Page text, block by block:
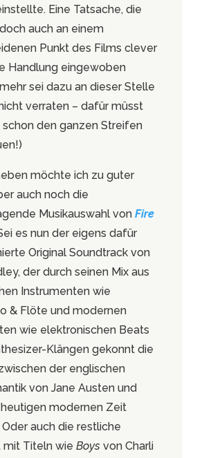
Eine Tatsache, die
auch an einem
Punkt des Films clever
Handlung eingewoben
sei dazu an dieser Stelle
verraten – dafür müsst
schon den ganzen Streifen
möchte ich zu guter
auch noch die
Musikauswahl von Fire
es nun der eigens dafür
Original Soundtrack von
der durch seinen Mix aus
Instrumenten wie
& Flöte und modernen
wie elektronischen Beats
Klängen gekonnt die
der englischen
von Jane Austen und
modernen Zeit
auch die restliche
mit Titeln wie Boysvon Charli